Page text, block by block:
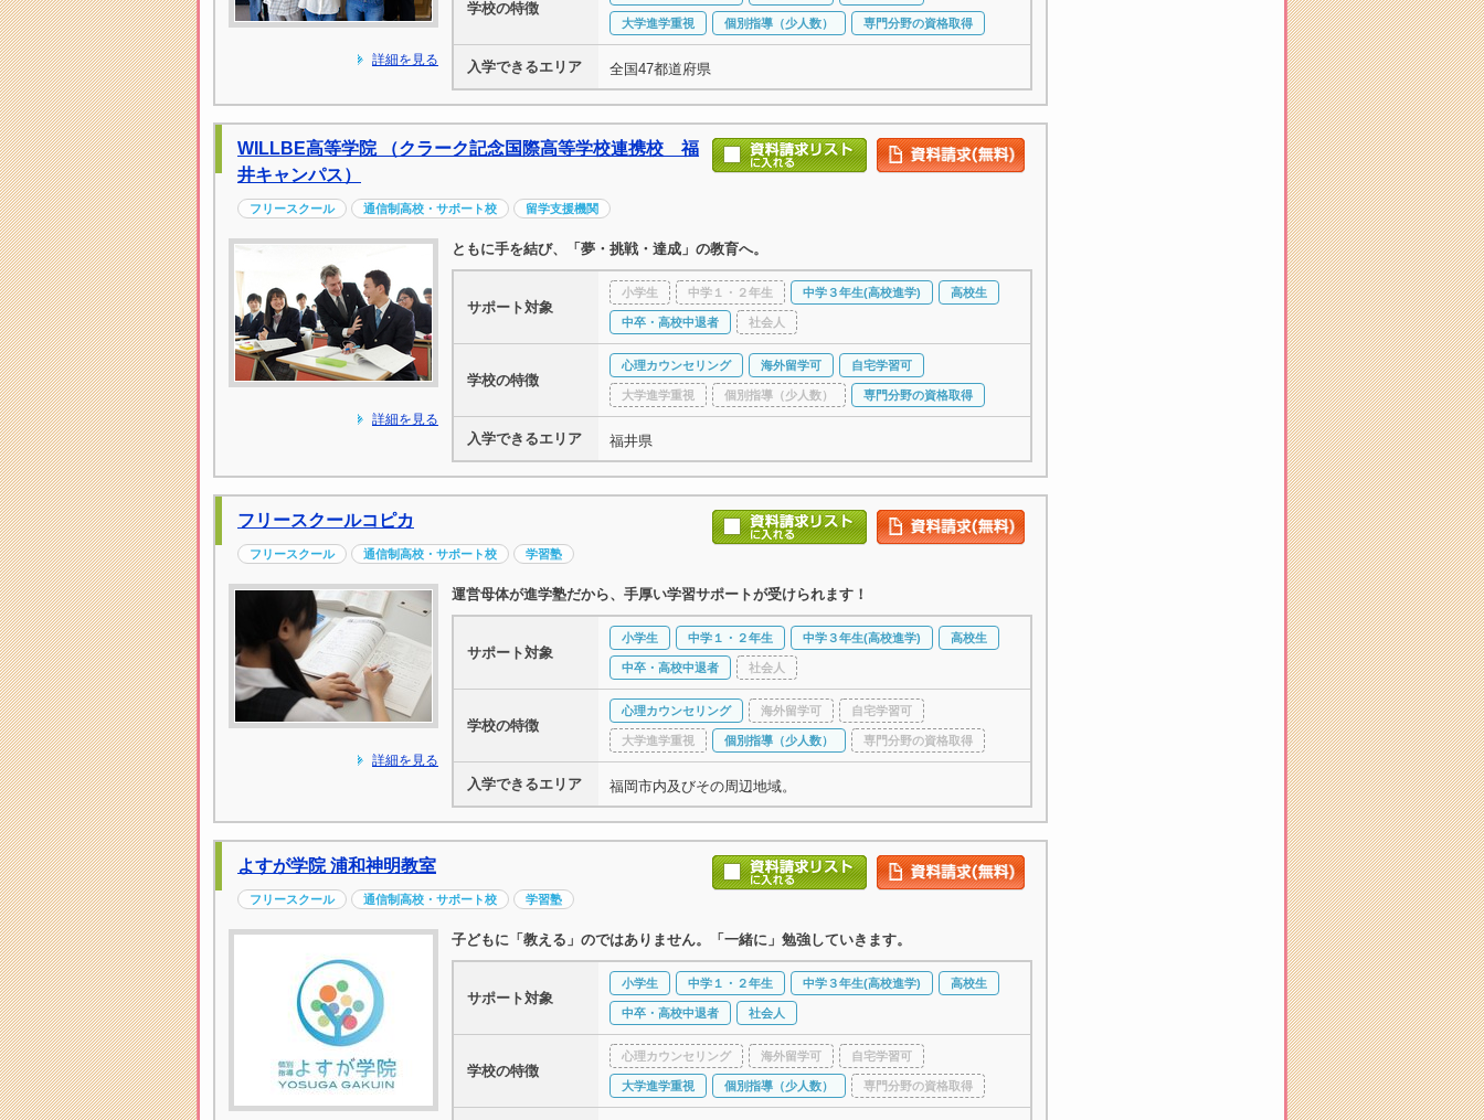
詳細を見る
学校の特徴
大学進学重視 個別指導（少人数） 専門分野の資格取得
入学できるエリア 全国47都道府県
WILLBE高等学院 （クラーク記念国際高等学校連携校 福
井キャンパス）
フリースクール 通信制高校・サポート校 留学支援機関
詳細を見る
ともに手を結び、「夢・挑戦・達成」の教育へ。
サポート対象
小学生 中学１・２年生 中学３年生(高校進学) 高校生
中卒・高校中退者 社会人
学校の特徴
心理カウンセリング 海外留学可 自宅学習可
大学進学重視 個別指導（少人数） 専門分野の資格取得
入学できるエリア 福井県
フリースクールコピカ
フリースクール 通信制高校・サポート校 学習塾
詳細を見る
運営母体が進学塾だから、手厚い学習サポートが受けられます！
サポート対象
小学生 中学１・２年生 中学３年生(高校進学) 高校生
中卒・高校中退者 社会人
学校の特徴
心理カウンセリング 海外留学可 自宅学習可
大学進学重視 個別指導（少人数） 専門分野の資格取得
入学できるエリア 福岡市内及びその周辺地域。
よすが学院 浦和神明教室
フリースクール 通信制高校・サポート校 学習塾
子どもに「教える」のではありません。「一緒に」勉強していきます。
サポート対象
小学生 中学１・２年生 中学３年生(高校進学) 高校生
中卒・高校中退者 社会人
学校の特徴
心理カウンセリング 海外留学可 自宅学習可
大学進学重視 個別指導（少人数） 専門分野の資格取得